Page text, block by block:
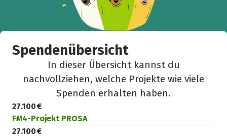
Spendenübersicht
In dieser Übersicht kannst du
nachvollziehen, welche Projekte wie viele
Spenden erhalten haben.
27.100 €
FM4-Projekt PROSA
27.100 €